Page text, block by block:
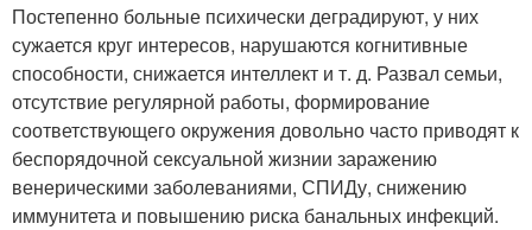
Постепенно больные психически деградируют, у них
сужается круг интересов, нарушаются когнитивные
способности, снижается интеллект и т. д. Развал семьи,
отсутствие регулярной работы, формирование
соответствующего окружения довольно часто приводят к
беспорядочной сексуальной жизнии заражению
венерическими заболеваниями, СПИДу, снижению
иммунитета и повышению риска банальных инфекций.